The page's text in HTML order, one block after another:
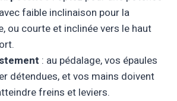
faible inclinaison pour la
ou courte et inclinée vers le haut
: au pédalage, vos épaules
détendues, et vos mains doivent
freins et leviers.